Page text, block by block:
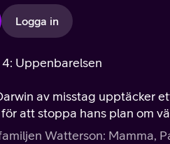
Logga in
Uppenbarelsen
av misstag upptäcker
att stoppa hans plan om
Watterson: Mamma,